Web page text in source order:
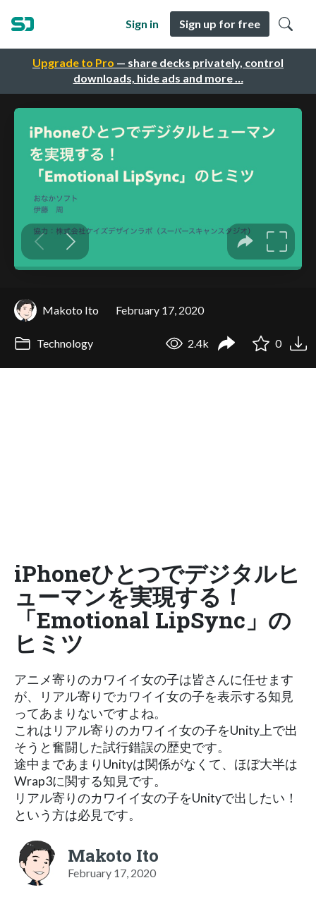
Upgrade to Pro — share decks privately, control
downloads, hide ads and more …
Sign in Sign up for free
Makoto Ito February 17, 2020
Technology 2.4k 0
iPhoneひとつでデジタルヒ
ューマンを実現する！
「Emotional LipSync」の
ヒミツ
アニメ寄りのカワイイ女の子は皆さんに任せます
が、リアル寄りでカワイイ女の子を表示する知見
ってあまりないですよね。
これはリアル寄りのカワイイ女の子をUnity上で出
そうと奮闘した試行錯誤の歴史です。
途中まであまりUnityは関係がなくて、ほぼ大半は
Wrap3に関する知見です。
リアル寄りのカワイイ女の子をUnityで出したい！
という方は必見です。
Makoto Ito
February 17, 2020